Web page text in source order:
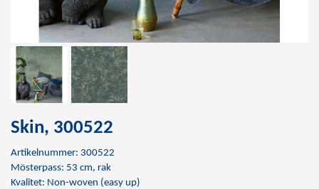
Skin, 300522
Artikelnummer: 300522
Mösterpass: 53 cm, rak
Kvalitet: Non-woven (easy up)